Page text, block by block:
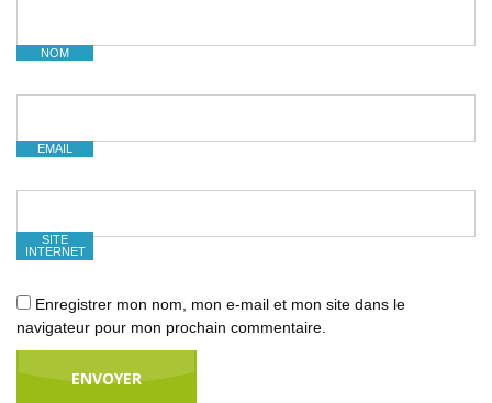
NOM
EMAIL
SITE
INTERNET
Enregistrer mon nom, mon e-mail et mon site dans le
navigateur pour mon prochain commentaire.